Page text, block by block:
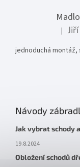
|
jednoduchá
Návody
Jak vybrat schody
19.8.2024
Obložení schodů